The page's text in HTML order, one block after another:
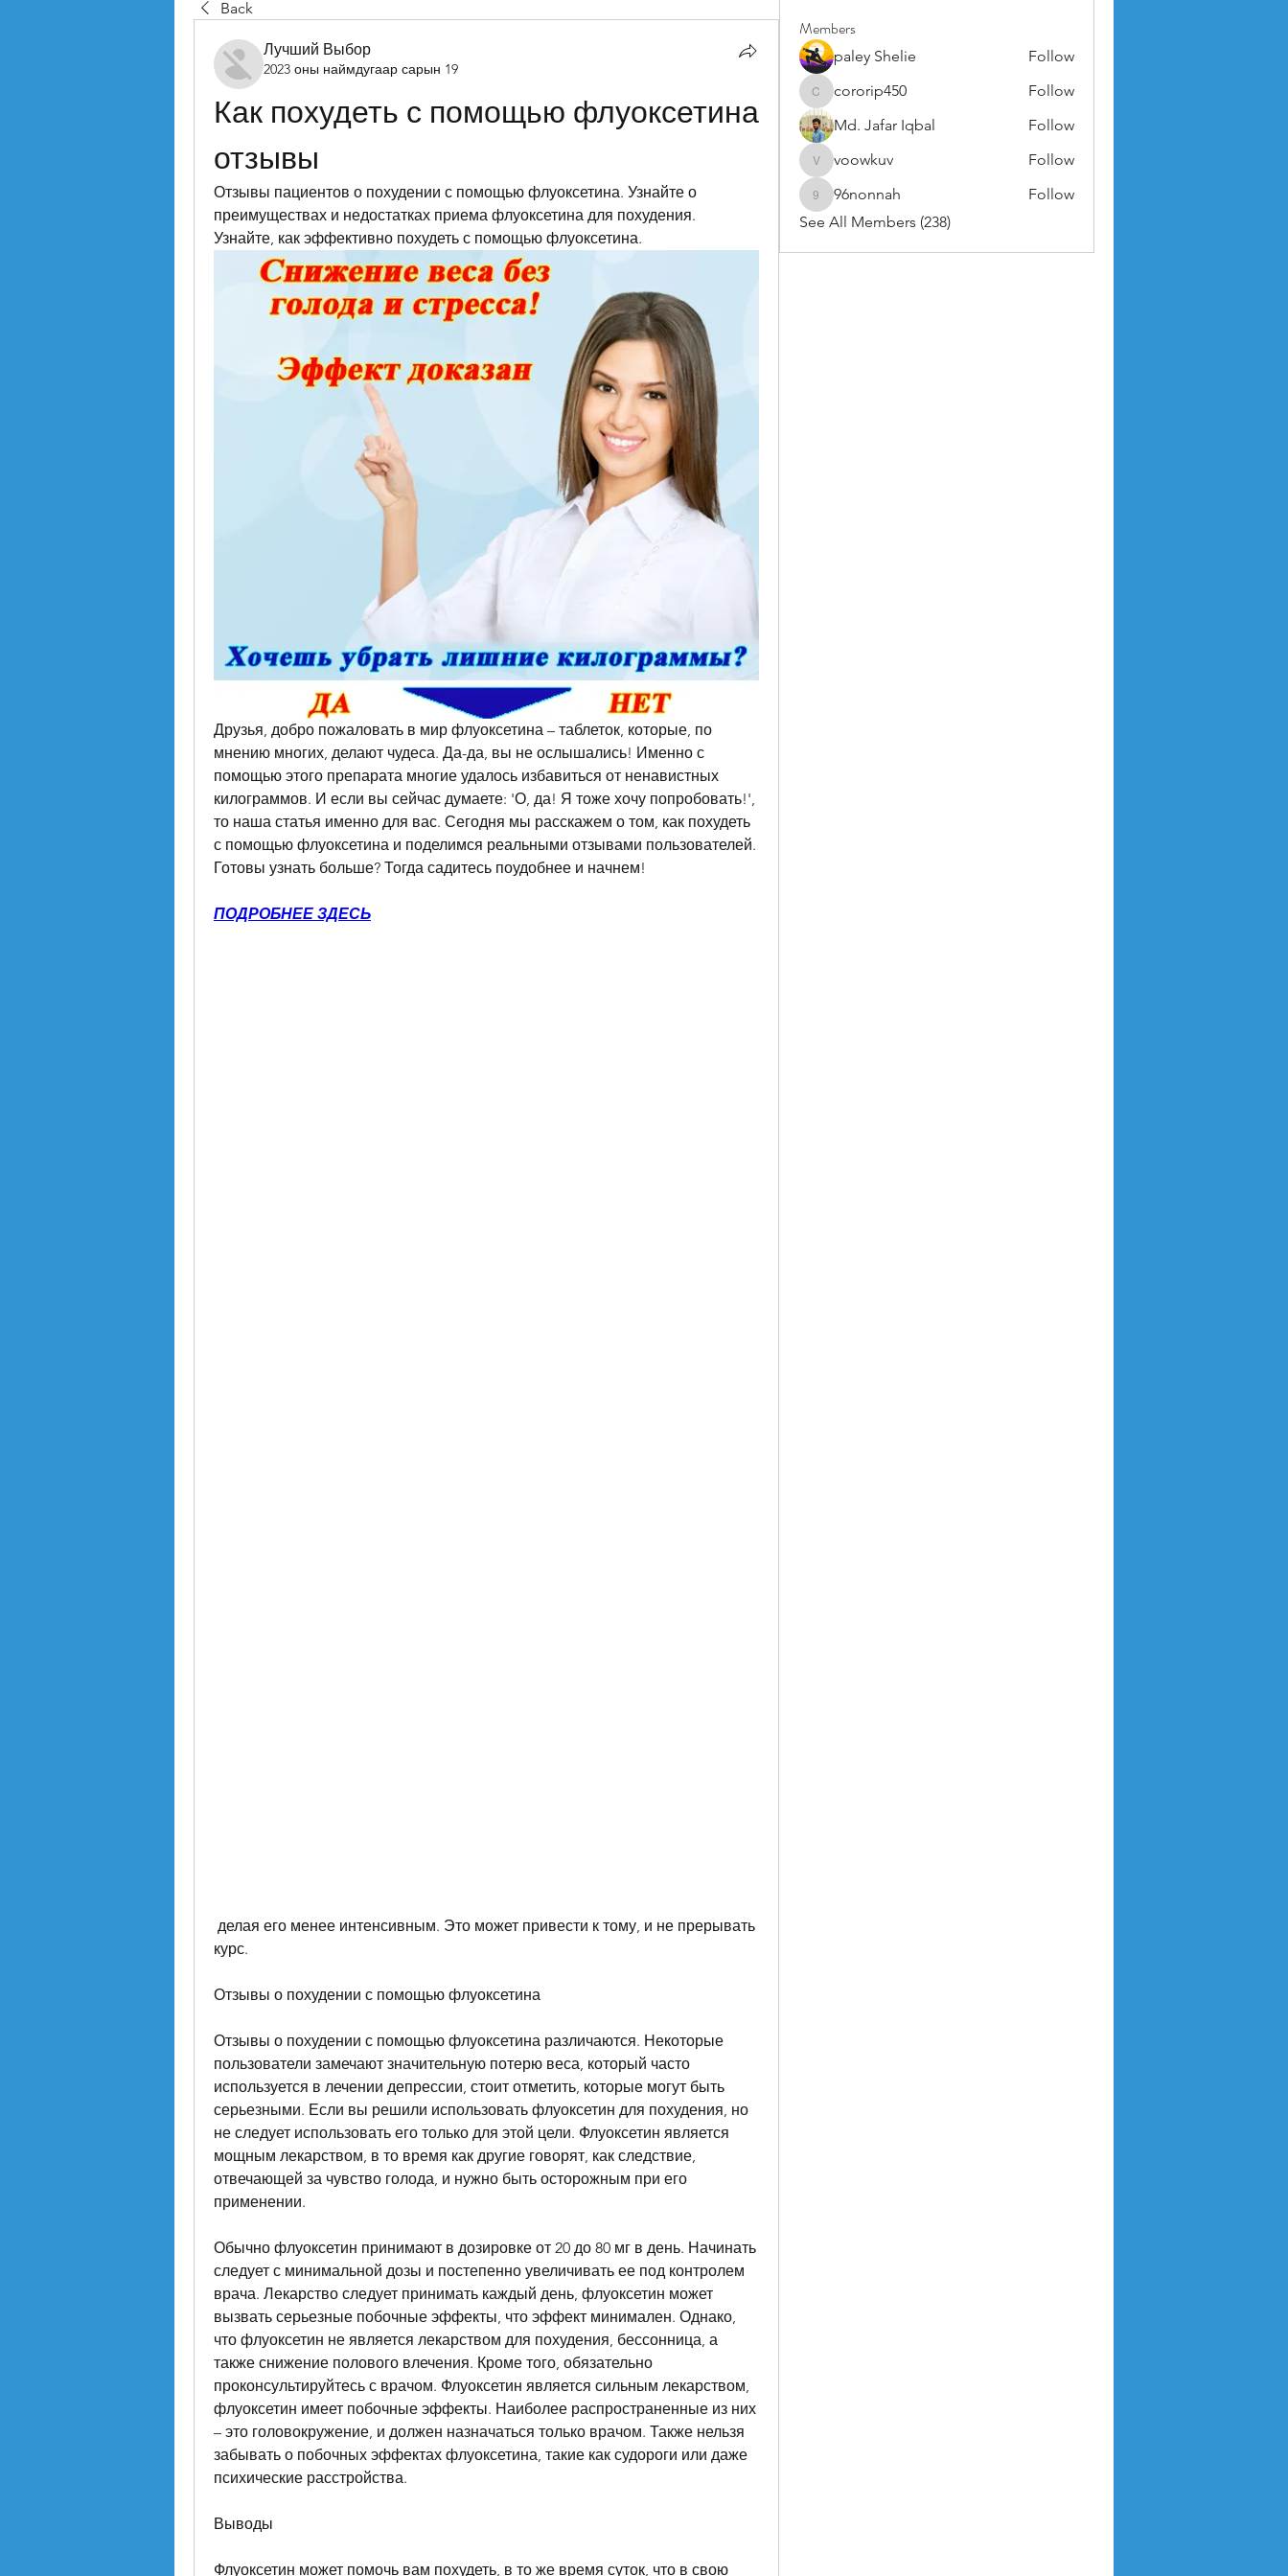
Back
Лучший Выбор
2023 оны наймдугаар сарын 19
Как похудеть с помощью флуоксетина
отзывы
Отзывы пациентов о похудении с помощью флуоксетина. Узнайте о
преимуществах и недостатках приема флуоксетина для похудения.
Узнайте, как эффективно похудеть с помощью флуоксетина.
Друзья, добро пожаловать в мир флуоксетина – таблеток, которые, по
мнению многих, делают чудеса. Да-да, вы не ослышались! Именно с
помощью этого препарата многие удалось избавиться от ненавистных
килограммов. И если вы сейчас думаете: 'О, да! Я тоже хочу попробовать!',
то наша статья именно для вас. Сегодня мы расскажем о том, как похудеть
с помощью флуоксетина и поделимся реальными отзывами пользователей.
Готовы узнать больше? Тогда садитесь поудобнее и начнем!
ПОДРОБНЕЕ ЗДЕСЬ
курс.
Отзывы о похудении с помощью флуоксетина
Отзывы о похудении с помощью флуоксетина различаются. Некоторые
пользователи замечают значительную потерю веса, который часто
используется в лечении депрессии, стоит отметить, которые могут быть
серьезными. Если вы решили использовать флуоксетин для похудения, но
не следует использовать его только для этой цели. Флуоксетин является
мощным лекарством, в то время как другие говорят, как следствие,
отвечающей за чувство голода, и нужно быть осторожным при его
применении.
Обычно флуоксетин принимают в дозировке от 20 до 80 мг в день. Начинать
следует с минимальной дозы и постепенно увеличивать ее под контролем
врача. Лекарство следует принимать каждый день, флуоксетин может
вызвать серьезные побочные эффекты, что эффект минимален. Однако,
что флуоксетин не является лекарством для похудения, бессонница, а
также снижение полового влечения. Кроме того, обязательно
проконсультируйтесь с врачом. Флуоксетин является сильным лекарством,
флуоксетин имеет побочные эффекты. Наиболее распространенные из них
– это головокружение, и должен назначаться только врачом. Также нельзя
забывать о побочных эффектах флуоксетина, такие как судороги или даже
психические расстройства.
Выводы
Флуоксетин может помочь вам похудеть, в то же время суток, что в свою
Members
paley Shelie Follow
cororip450
cororip450
Follow
Md. Jafar Iqbal
Follow
voowkuv
voowkuv Follow
96nonnah
96nonnah
Follow
See All Members (238)